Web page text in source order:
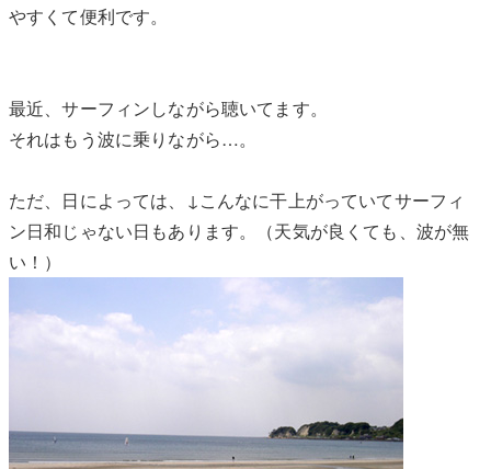
やすくて便利です。
最近、サーフィンしながら聴いてます。
それはもう波に乗りながら…。
ただ、日によっては、↓こんなに干上がっていてサーフィ
ン日和じゃない日もあります。（天気が良くても、波が無
い！）